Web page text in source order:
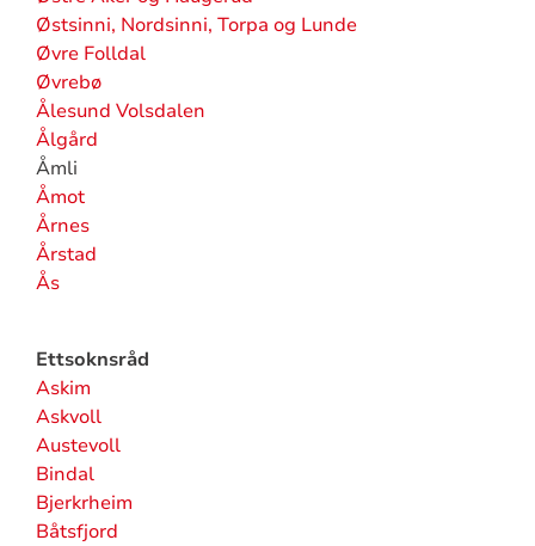
Østsinni, Nordsinni, Torpa og Lunde
Øvre Folldal
Øvrebø
Ålesund Volsdalen
Ålgård
Åmli
Åmot
Årnes
Årstad
Ås
Ettsoknsråd
Askim
Askvoll
Austevoll
Bindal
Bjerkrheim
Båtsfjord